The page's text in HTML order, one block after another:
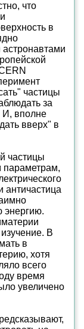
что
в
частицы
за
И, вполне
вверх" в
частицы
параметрам,
античастица
энергию.
В
в
хотя
всего
время
увеличено